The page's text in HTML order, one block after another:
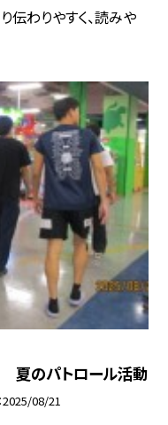
伝わりやすく、読みや
） 夏のパトロール活動
2025/08/21